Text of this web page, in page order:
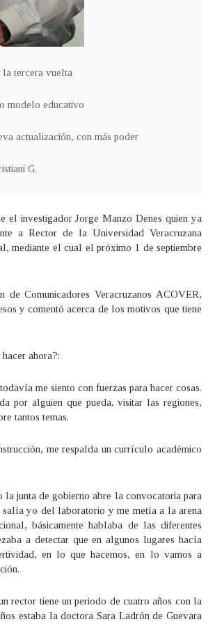
tercera vuelta
modelo educativo
actualización, con más poder
G.
el investigador Jorge Manzo Denes quien ya
a Rector de la Universidad Veracruzana
mediante el cual el próximo 1 de septiembre
Comunicadores Veracruzanos ACOVER,
y comentó acerca de los motivos que tiene
ahora?:
me siento con fuerzas para hacer cosas.
por alguien que pueda, visitar las regiones,
tantos temas.
me respalda un currículo académico
la junta de gobierno abre la convocatoria para
yo del laboratorio y me metía a la arena
básicamente hablaba de las diferentes
a detectar que en algunos lugares hacía
en lo que hacemos, en lo vamos a
rector tiene un periodo de cuatro años con la
estaba la doctora Sara Ladrón de Guevara